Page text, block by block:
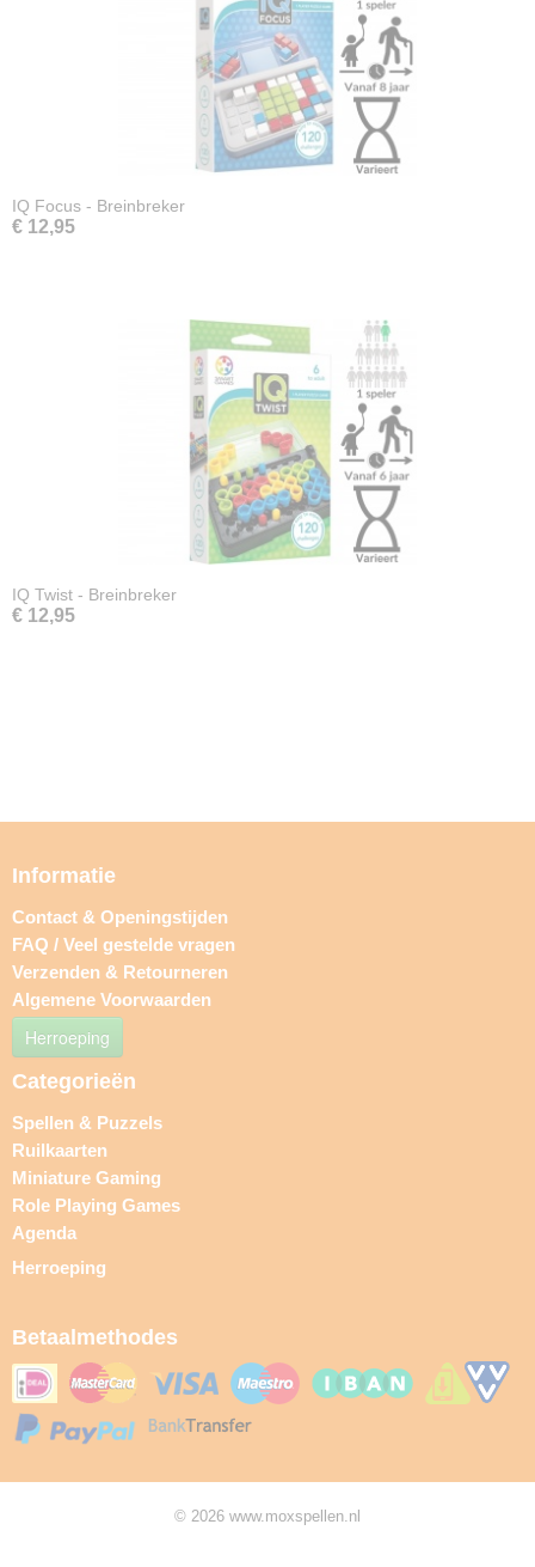
IQ Focus - Breinbreker
€ 12,95
IQ Twist - Breinbreker
€ 12,95
Informatie
Contact & Openingstijden
FAQ / Veel gestelde vragen
Verzenden & Retourneren
Algemene Voorwaarden
Herroeping
Categorieën
Spellen & Puzzels
Ruilkaarten
Miniature Gaming
Role Playing Games
Agenda
Herroeping
Betaalmethodes
© 2026 www.moxspellen.nl